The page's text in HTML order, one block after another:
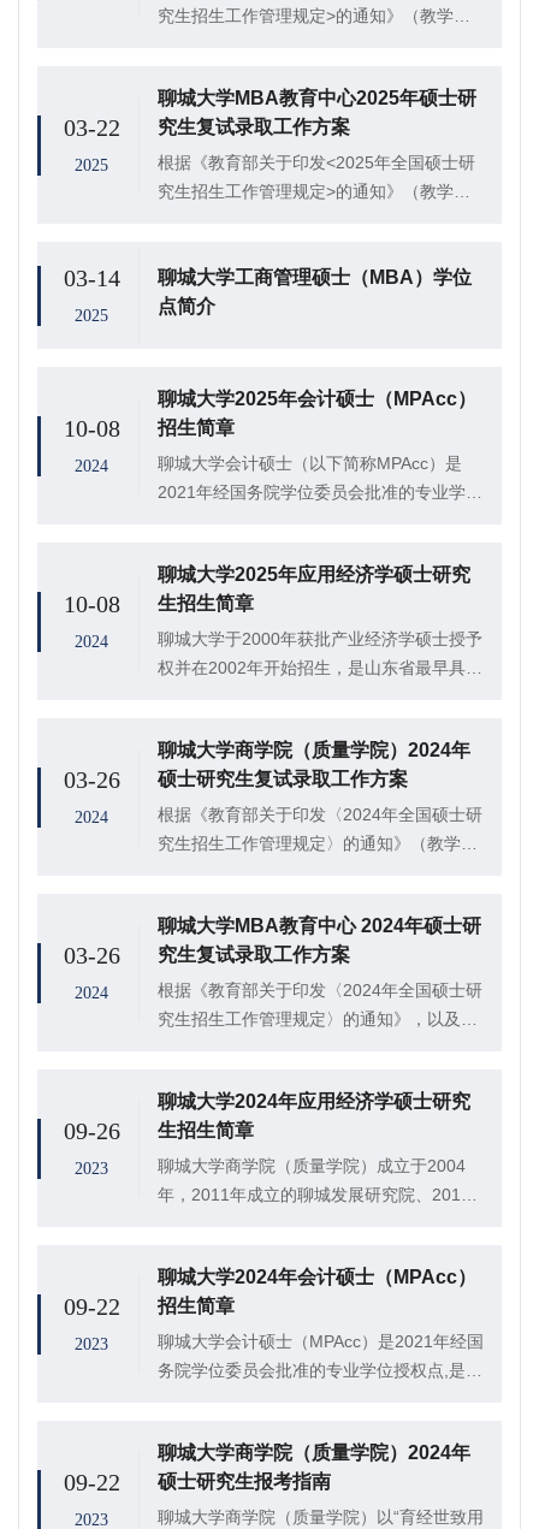
究生招生工作管理规定>的通知》（教学
工作的通知》（鲁招考〔2025〕21号...
03-22
2025
聊城大学MBA教育中心2025年硕士研
究生复试录取工作方案
根据《教育部关于印发<2025年全国硕士研
究生招生工作管理规定>的通知》（教学
工作的通知》（鲁招考〔2025〕21号...
03-14
2025
聊城大学工商管理硕士（MBA）学位
点简介
10-08
2024
聊城大学2025年会计硕士（MPAcc）
招生简章
聊城大学会计硕士（以下简称MPAcc）是
2021年经国务院学位委员会批准的专业学位
点、MBA学位点和工商管理、会计学...
10-08
2024
聊城大学2025年应用经济学硕士研究
生招生简章
聊城大学于2000年获批产业经济学硕士授予
权并在2002年开始招生，是山东省最早具有
硕士学位授予权，2011年获应用经...
03-26
2024
聊城大学商学院（质量学院）2024年
硕士研究生复试录取工作方案
根据《教育部关于印发〈2024年全国硕士研
究生招生工作管理规定〉的通知》（教学
学院实际，制订本工作方案。
03-26
2024
聊城大学MBA教育中心 2024年硕士研
究生复试录取工作方案
根据《教育部关于印发〈2024年全国硕士研
究生招生工作管理规定〉的通知》，以及教
士研究生复试录取工作方案》，制定20...
09-26
2023
聊城大学2024年应用经济学硕士研究
生招生简章
聊城大学商学院（质量学院）成立于2004
年，2011年成立的聊城发展研究院、2016
MBA教育中心、聊城大学鲁商学院，皆...
09-22
2023
聊城大学2024年会计硕士（MPAcc）
招生简章
聊城大学会计硕士（MPAcc）是2021年经国
务院学位委员会批准的专业学位授权点,是鲁
学位点和工商管理、会计学等本科专...
09-22
2023
聊城大学商学院（质量学院）2024年
硕士研究生报考指南
聊城大学商学院（质量学院）以“育经世致用